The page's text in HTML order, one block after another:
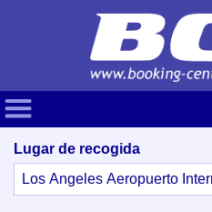
Lugar de recogida